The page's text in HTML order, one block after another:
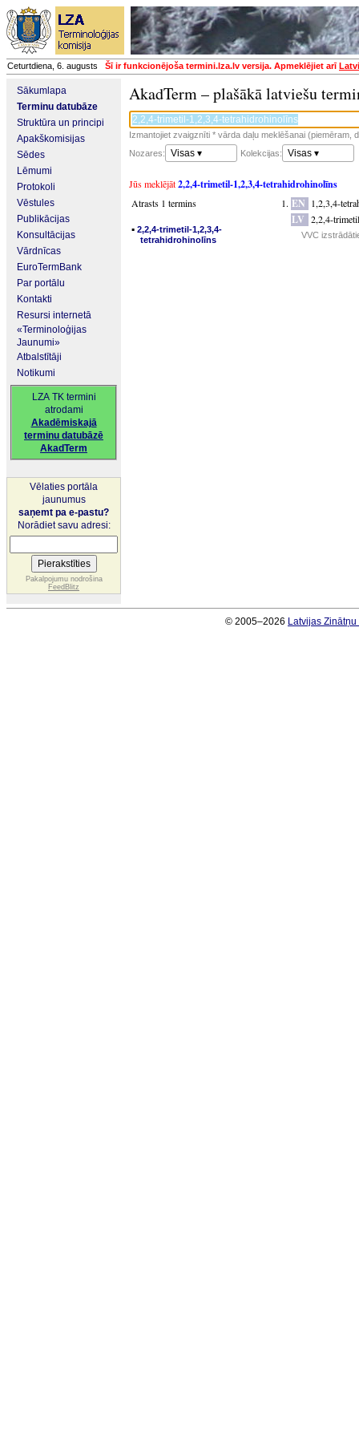
Ceturtdiena, 6. augusts Šī ir funkcionējoša termini.lza.lv versija. Apmeklējiet arī
Sākumlapa
Terminu datubāze
Struktūra un principi
Apakškomisijas
Sēdes
Lēmumi
Protokoli
Vēstules
Publikācijas
Konsultācijas
Vārdnīcas
EuroTermBank
Par portālu
Kontakti
Resursi internetā
«Terminoloģijas
Jaunumi»
Atbalstītāji
Notikumi
LZA TK termini
atrodami
Akadēmiskajā
terminu datubāzē
AkadTerm
Vēlaties portāla
jaunumus
saņemt pa e-pastu?
Norādiet savu adresi:
Pakalpojumu nodrošina
FeedBlitz
AkadTerm – plašākā latviešu
Izmantojiet zvaigznīti * vārda daļu meklēšanai (piemēram,
Nozares:
Visas ▾ Kolekcijas: Visas ▾
Jūs meklējāt2,2,4-trimetil-1,2,3,4-tetrahidrohinolīns
Atrasts 1 termins
▪ 2,2,4-trimetil-1,2,3,4-
tetrahidrohinolīns
EN 1,2,3,4-
LV 2,2,4-
VVC
© 2005–2026 Latvijas